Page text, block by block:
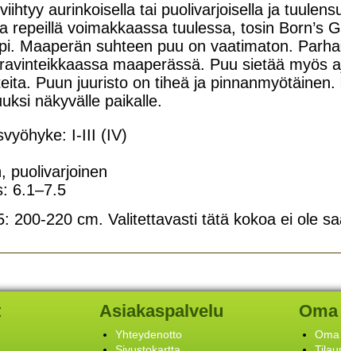
aurinkoisella tai puolivarjoisella ja
repeillä voimakkaassa tuulessa, tosin Born’s
Maaperän suhteen puu on vaatimaton.
maaperässä. Puu sietää myös
Puun juuristo on tiheä ja
näkyvälle paikalle.
I-III (IV)
puolivarjoinen
6.1–7.5
200-220 cm. Valitettavasti tätä kokoa ei ole
Asiakaspalvelu
Yhteydenotto